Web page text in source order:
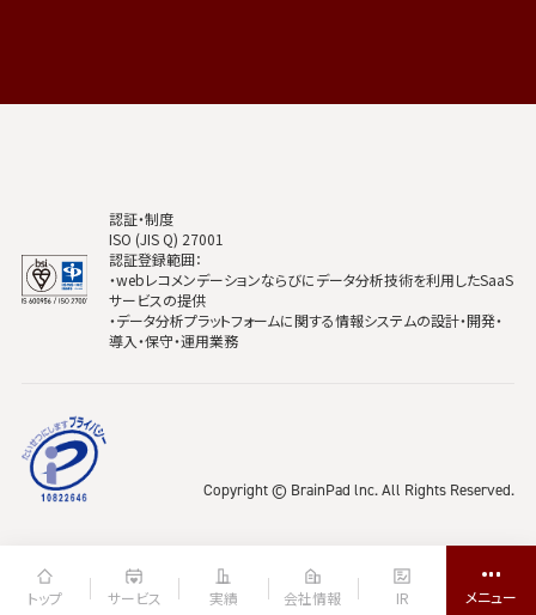
トップ サービス 実績 会社情報 IR
認証・制度
ISO (JIS Q) 27001
認証登録範囲：
・webレコメンデーションならびにデータ分析技術を利用したSaaS
サービスの提供
・データ分析プラットフォームに関する情報システムの設計・開発・
導入・保守・運用業務
Copyright © BrainPad lnc. All Rights Reserved.